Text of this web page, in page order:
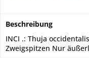
Beschreibung
INCI .: Thuja
Zweigspitzen Nur